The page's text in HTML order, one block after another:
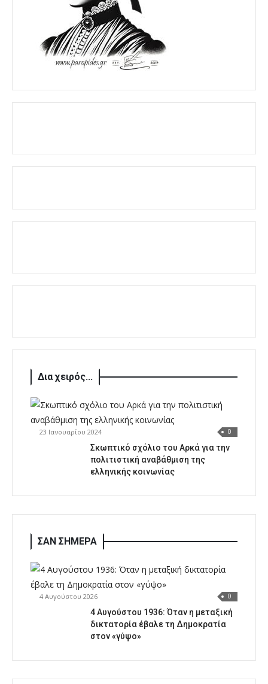
Δια χειρός...
23 Ιανουαρίου 2024 0
Σκωπτικό σχόλιο του Αρκά για την
πολιτιστική αναβάθμιση της
ελληνικής κοινωνίας
ΣΑΝ ΣΗΜΕΡΑ
4 Αυγούστου 2026 0
4 Αυγούστου 1936: Όταν η μεταξική
δικτατορία έβαλε τη Δημοκρατία
στον «γύψο»